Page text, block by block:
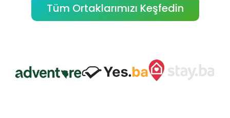
Tüm Ortaklarımızı Keşfedin